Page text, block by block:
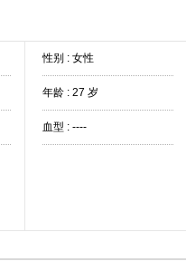
性别 : 女性
年龄 : 27 岁
血型 : ----